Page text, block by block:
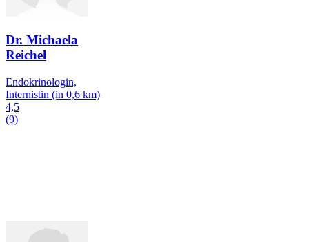
Dr. Michaela
Reichel
Endokrinologin,
Internistin (in 0,6 km)
4,5
(9)